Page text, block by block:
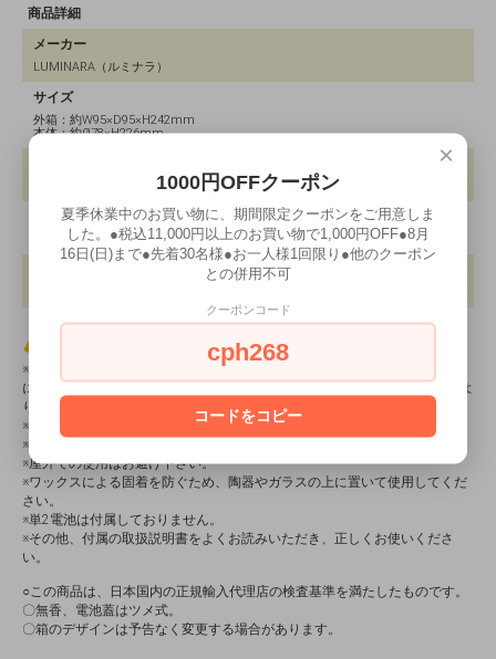
商品詳細
メーカー
LUMINARA（ルミナラ）
サイズ
外箱：約W95×D95×H242mm
本体：約Ø78×H226mm
本体：ワックス 底面：ABS樹脂
生産国
※直射日光、ストーブの近くや火の気のある場所、炎天下の車内など、高温
になる場所でのご使用や保管をしないでください。熱による変形や溶けによ
り、電気部分の損傷や故障につながる恐れがあります。
※防水仕様ではありません。湿度の高い場所での使用はお避け下さい。
※落下などの強い衝撃を与えないでください。
※屋外での使用はお避け下さい。
※ワックスによる固着を防ぐため、陶器やガラスの上に置いて使用してくだ
さい。
※単2電池は付属しておりません。
※その他、付属の取扱説明書をよくお読みいただき、正しくお使いくださ
い。
○この商品は、日本国内の正規輸入代理店の検査基準を満たしたものです。
〇無香、電池蓋はツメ式。
〇箱のデザインは予告なく変更する場合があります。
×
1000円OFFクーポン
夏季休業中のお買い物に、期間限定クーポンをご用意しま
した。●税込11,000円以上のお買い物で1,000円OFF●8月
16日(日)まで●先着30名様●お一人様1回限り●他のクーポン
との併用不可
クーポンコード
cph268
コードをコピー